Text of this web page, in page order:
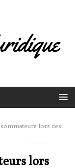
lors des
lors